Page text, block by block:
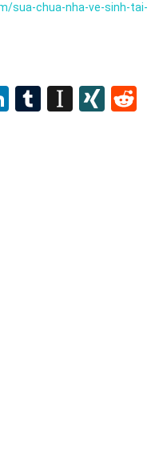
sua-chua-nha-ve-sinh-tai-
LinkedIn
Tumblr